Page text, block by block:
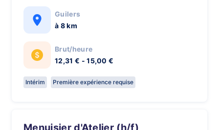
Guilers
à 8 km
Brut/heure
12,31 € - 15,00 €
Intérim Première expérience requise
Menuisier d'Atelier (h/f)